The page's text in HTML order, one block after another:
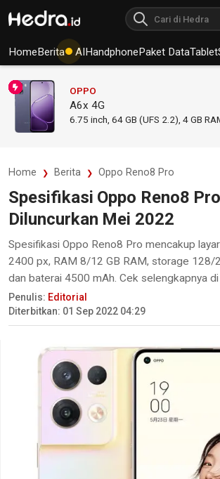
HomeBerita AIHandphonePaket DataTablet
OPPO
A6x 4G
6.75 inch, 64 GB (UFS 2.2), 4 GB
Home Berita Oppo Reno8 Pro
Spesifikasi Oppo Reno8
Diluncurkan Mei 2022
Spesifikasi Oppo Reno8 Pro mencakup
2400 px, RAM 8/12 GB RAM, storage 128/
dan baterai 4500 mAh. Cek selengkapnya di
Penulis: Editorial
Diterbitkan: 01 Sep 2022 04:29